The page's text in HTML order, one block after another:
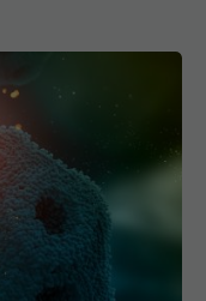
și blochează